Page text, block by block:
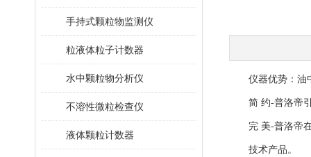
手持式颗粒物监测仪
粒液体粒子计数器
水中颗粒物分析仪
不溶性微粒检查仪
液体颗粒计数器
仪器优势：油
简 约-普洛帝引
完 美-普洛帝在
技术产品。